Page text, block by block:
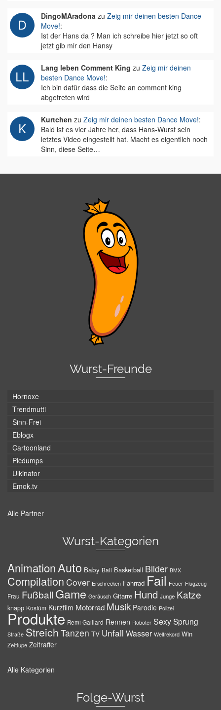
DingoMAradona zu Zeig mir deinen besten Dance
Move!:
Ist der Hans da ? Man ich schreibe hier jetzt so oft
jetzt gib mir den Hansy
Lang leben Comment King zu Zeig mir deinen
besten Dance Move!:
Ich bin dafür dass die Seite an comment king
abgetreten wird
Kurtchen zu Zeig mir deinen besten Dance Move!:
Bald ist es vier Jahre her, dass Hans-Wurst sein
letztes Video eingestellt hat. Macht es eigentlich noch
Sinn, diese Seite…
Wurst-Freunde
Hornoxe
Trendmutti
Sinn-Frei
Eblogx
Cartoonland
Picdumps
Ulkinator
Emok.tv
Alle Partner
Wurst-Kategorien
AnimationAuto Baby Ball Basketball Bilder BMX
Compilation Cover Erschrecken Fahrrad Fail Feuer Flugzeug
Frau Fußball Game Geräusch Gitarre Hund Junge Katze
knapp Kostüm Kurzfilm Motorrad Musik Parodie Polizei
Produkte Remi Gaillard Rennen Roboter SexySprung
Straße Streich Tanzen TV Unfall Wasser Weltrekord Win
Zeitlupe Zeitraffer
Alle Kategorien
Folge-Wurst